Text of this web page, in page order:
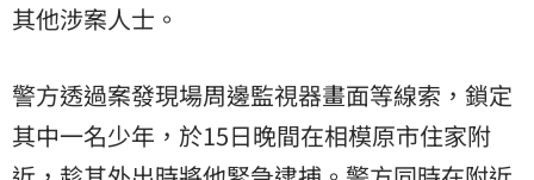
其他涉案人士。
警方透過案發現場周邊監視器畫面等線索，鎖定
其中一名少年，於15日晚間在相模原市住家附